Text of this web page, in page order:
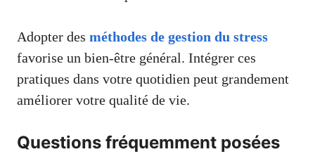
Adopter des méthodes de gestion du stress
favorise un bien-être général. Intégrer ces
pratiques dans votre quotidien peut grandement
améliorer votre qualité de vie.
Questions fréquemment posées